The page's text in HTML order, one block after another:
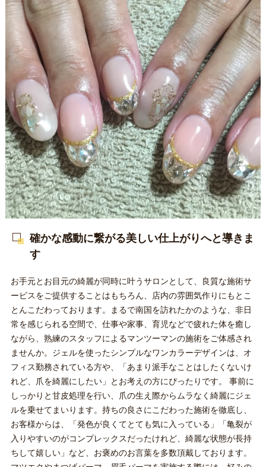
確かな感動に繋がる美しい仕上がりへと導きま
す
お手元とお目元の綺麗が同時に叶うサロンとして、良質な施術サ
ービスをご提供することはもちろん、店内の雰囲気作りにもとこ
とんこだわっております。まるで南国を訪れたかのような、非日
常を感じられる空間で、仕事や家事、育児などで疲れた体を癒し
ながら、熟練のスタッフによるマンツーマンの施術をご体感され
ませんか。ジェルを使ったシンプルなワンカラーデザインは、オ
フィス勤務されている方や、「あまり派手なことはしたくないけ
れど、爪を綺麗にしたい」とお考えの方にぴったりです。 事前に
しっかりと甘皮処理を行い、爪の生え際からムラなく綺麗にジェ
ルを乗せてまいります。持ちの良さにこだわった施術を徹底し、
お客様からは、「発色が良くてとても気に入っている」「亀裂が
入りやすいのがコンプレックスだったけれど、綺麗な状態が長持
ちして嬉しい」など、お褒めのお言葉を多数頂戴しております。